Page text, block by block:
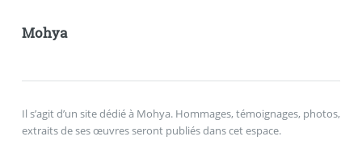
Mohya
Il s’agit d’un site dédié à Mohya. Hommages, témoignages, photos,
extraits de ses œuvres seront publiés dans cet espace.